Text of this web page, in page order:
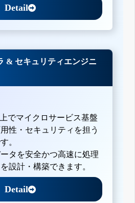
Detail
& セキュリティエンジニ
でマイクロサービス基盤
性・セキュリティを担う
。
タを安全かつ高速に処理
設計・構築できます。
Detail